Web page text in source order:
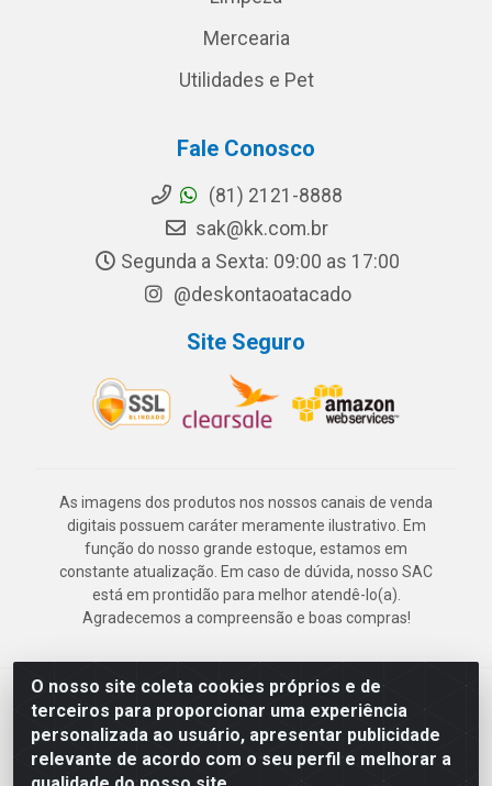
O nosso site coleta cookies próprios e de
terceiros para proporcionar uma experiência
personalizada ao usuário, apresentar publicidade
relevante de acordo com o seu perfil e melhorar a
Mercearia
Utilidades e Pet
Fale Conosco
(81) 2121-8888
sak@kk.com.br
Segunda a Sexta: 09:00 as 17:00
@deskontaoatacado
Site Seguro
As imagens dos produtos nos nossos canais de venda
digitais possuem caráter meramente ilustrativo. Em
função do nosso grande estoque, estamos em
constante atualização. Em caso de dúvida, nosso SAC
está em prontidão para melhor atendê-lo(a).
Agradecemos a compreensão e boas compras!
Deskontão Atacado - Av. Marechal Mascarenhas de Morais, 2471 -
Imbiribeira - Recife/PE - CEP 51.150-001 - CNPJ 24.150.377/0003-
57